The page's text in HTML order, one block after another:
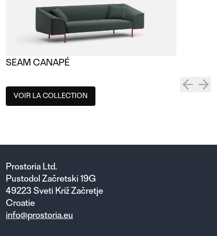
SEAM CANAPÉ
VOIR LA COLLECTION
Prostoria Ltd.
Pustodol Začretski 19G
49223 Sveti Križ Začretje
Croatie
info@prostoria.eu